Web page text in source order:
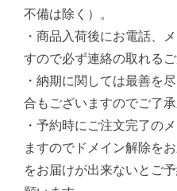
不備は除く）。
・商品入荷後にお電話、
すので必ず連絡の取れる
・納期に関しては最善を
合もございますのでご了承
・予約時にご注文完了の
ますのでドメイン解除を
をお届けが出来ないとご